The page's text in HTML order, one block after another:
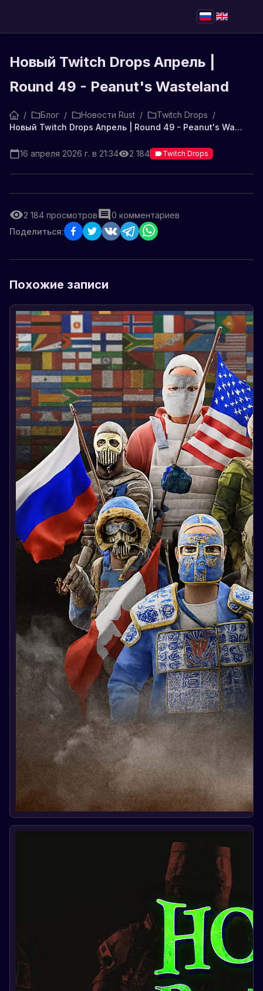
Новый Twitch Drops Апрель |
Round 49 - Peanut's Wasteland
/ Блог / Новости Rust / Twitch Drops /
Новый Twitch Drops Апрель | Round 49 - Peanut's Wasteland
16 апреля 2026 г. в 21:34 2 184 Twitch Drops
2 184 просмотров 0 комментариев
Поделиться:
Похожие записи